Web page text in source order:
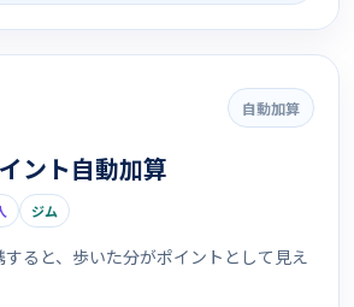
自動加算
ント自動加算
ジム
ると、歩いた分がポイントとして見え